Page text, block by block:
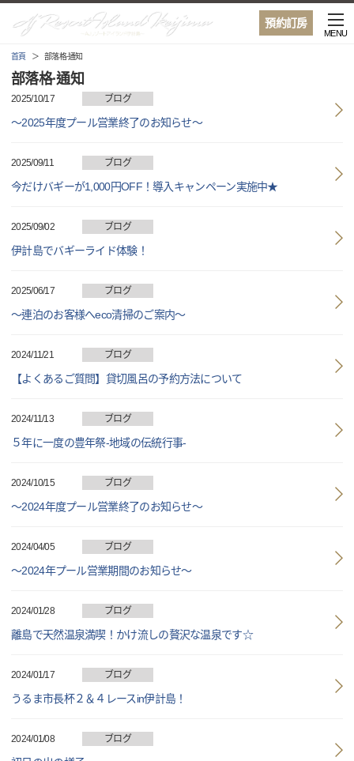
預約訂房
MENU
首頁 部落格·通知
部落格·通知
2025/10/17 ブログ
～2025年度プール営業終了のお知らせ～
2025/09/11 ブログ
今だけバギーが1,000円OFF！導入キャンペーン実施中★
2025/09/02 ブログ
伊計島でバギーライド体験！
2025/06/17 ブログ
～連泊のお客様へeco清掃のご案内～
2024/11/21 ブログ
【よくあるご質問】貸切風呂の予約方法について
2024/11/13 ブログ
５年に一度の豊年祭-地域の伝統行事-
2024/10/15 ブログ
～2024年度プール営業終了のお知らせ～
2024/04/05 ブログ
～2024年プール営業期間のお知らせ～
2024/01/28 ブログ
離島で天然温泉満喫！かけ流しの贅沢な温泉です☆
2024/01/17 ブログ
うるま市長杯２＆４レースin伊計島！
2024/01/08 ブログ